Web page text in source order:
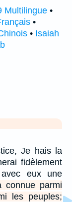
Multilingue •
•
• Isaiah
Je hais la
fidèlement
eux une
connue parmi
les peuples;